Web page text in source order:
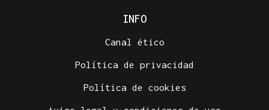
INFO
Canal ético
Política de privacidad
Política de cookies